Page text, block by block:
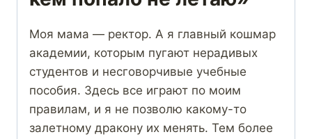
Моя мама — ректор. А я главный кошмар
академии, которым пугают нерадивых
студентов и несговорчивые учебные
пособия. Здесь все играют по моим
правилам, и я не позволю какому-то
залетному дракону их менять. Тем более